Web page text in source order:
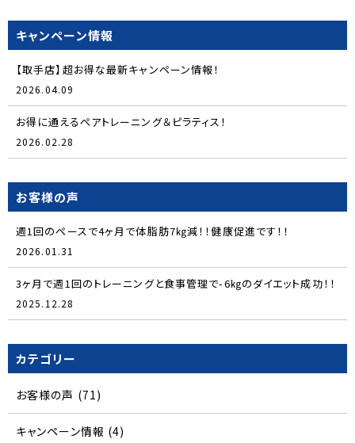
キャンペーン情報
【取手店】超お得な最新キャンペーン情報！
2026.04.09
お得に通えるペアトレーニング＆ピラティス！
2026.02.28
お客様の声
週1回のペースで4ヶ月で体脂肪7㎏減！！健康促進です！！
2026.01.31
3ヶ月で週1回のトレーニングと食事管理で-6㎏のダイエット成功！！
2025.12.28
カテゴリー
お客様の声 (71)
キャンペーン情報 (4)